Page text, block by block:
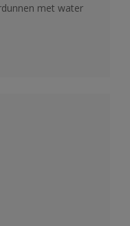
met water